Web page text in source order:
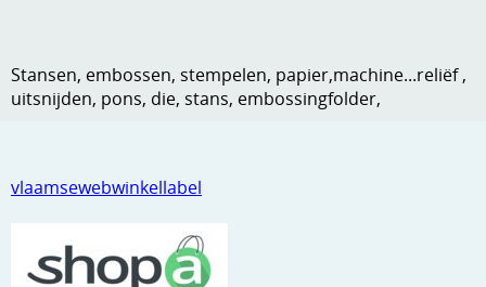
Merken
Ribbelaar
vlaamsewebwinkellabel
Stansen, embossen, stempelen, papier,machine...reliëf ,
uitsnijden, pons, die, stans, embossingfolder,